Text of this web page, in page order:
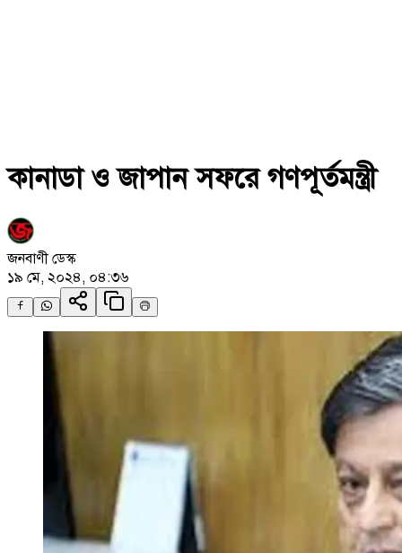
কানাডা ও জাপান সফরে গণপূর্তমন্ত্রী
জনবাণী ডেস্ক
১৯ মে, ২০২৪, ০৪:৩৬